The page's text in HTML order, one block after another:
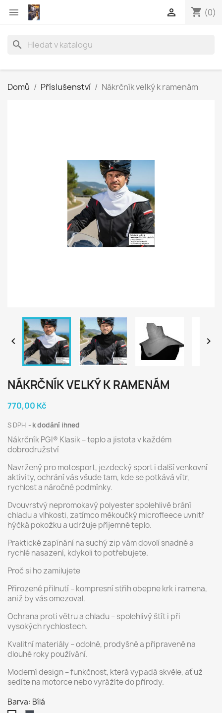
 shopping_cart (0)

search
Domů Příslušenství Nákrčník velký k ramenám
 
NÁKRČNÍK VELKÝ K RAMENÁM
770,00 Kč
S DPH k dodání ihned
Nákrčník PGI® Klasik – teplo a jistota v každém
dobrodružství
Navržený pro motosport, jezdecký sport i další venkovní
aktivity, ochrání vás všude tam, kde se potkává vítr,
rychlost a náročné podmínky.
Dvouvrstvý nepromokavý polyester spolehlivě brání
chladu a vlhkosti, zatímco měkoučký microfleece uvnitř
hýčká pokožku a udržuje příjemné teplo.
Praktické zapínání na suchý zip vám dovolí snadné a
rychlé nasazení, kdykoli to potřebujete.
Proč si ho zamilujete
Přirozené přilnutí – kompresní střih obepne krk i ramena,
aniž by vás omezoval.
Ochrana proti větru a chladu – spolehlivý štít i při
vysokých rychlostech.
Kvalitní materiály – odolné, prodyšné a připravené na
dlouhé roky používání.
Moderní design – funkčnost, která vypadá skvěle, ať už
sedíte na motorce nebo vyrážíte do přírody.
Barva: Bílá